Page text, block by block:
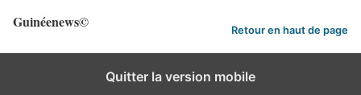
Guinéenews© Retour en haut de page
Quitter la version mobile